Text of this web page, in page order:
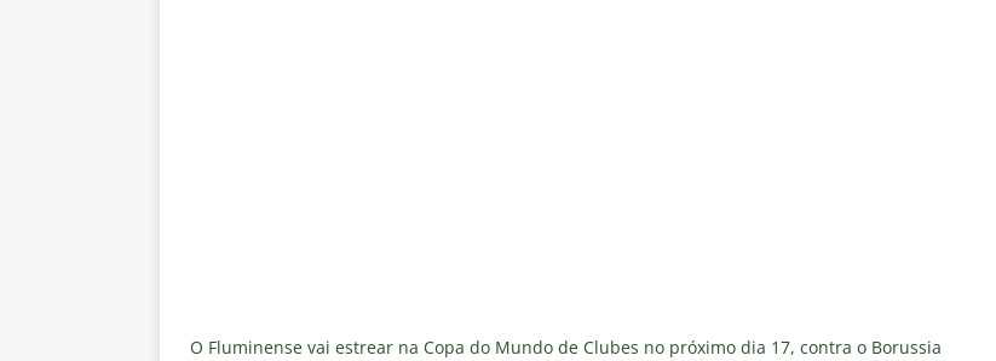
O Fluminense vai estrear na Copa do Mundo de Clubes no próximo dia 17, contra o Borussia